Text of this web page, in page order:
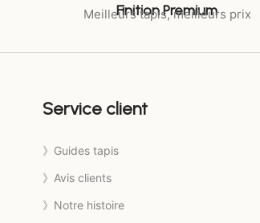
Finition Premium
Meilleurs tapis, meilleurs prix
Service client
》Guides tapis
》Avis clients
》Notre histoire